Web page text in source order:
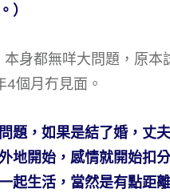
）
身都無咩大問題，原
個月冇見面。
題，如果是結了婚，丈
地開始，感情就開始扣
起生活，當然是有點距離